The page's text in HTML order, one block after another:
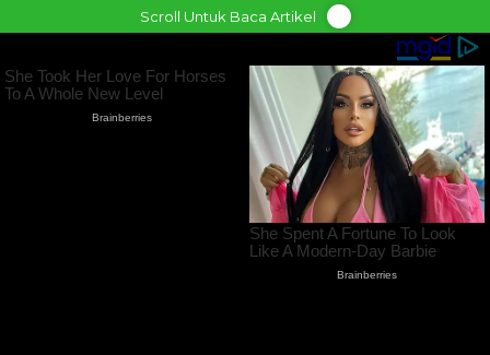
to
Scroll Untuk Baca Artikel